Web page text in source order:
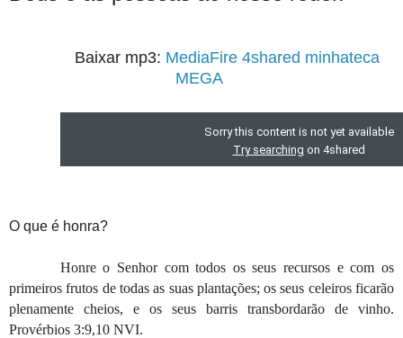
Baixar mp3: MediaFire 4shared minhateca
MEGA
O que é honra?
Honre o Senhor com todos os seus recursos e com os
primeiros frutos de todas as suas plantações; os seus celeiros ficarão
plenamente cheios, e os seus barris transbordarão de vinho.
Provérbios 3:9,10 NVI.